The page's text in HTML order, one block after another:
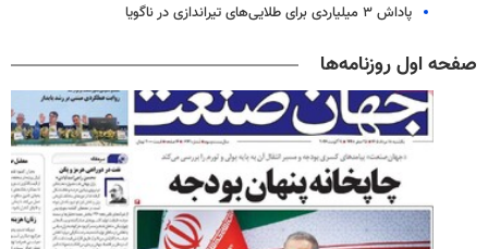
پاداش ۳ میلیاردی برای طلایی‌های تیراندازی در ناگویا
صفحه اول روزنامه‌ها